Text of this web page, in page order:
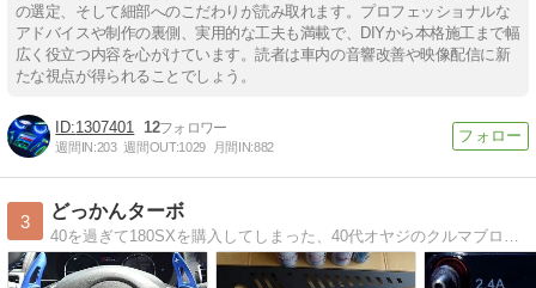
の選定、そして細部へのこだわりが読み取れます。プロフェッショナルな
アドバイスや制作の裏側、実用的な工夫も満載で、DIYから本格施工まで幅
広く役立つ内容を心がけています。読者は車内の音響改善や映像配信に新
たな視点が得られることでしょう。
1307401 12
週間IN:203 週間OUT:1029 月間IN:882
3
どっかんターボ